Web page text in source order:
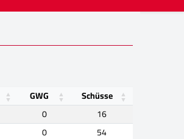
GWG
Schüsse
0
16
0 54